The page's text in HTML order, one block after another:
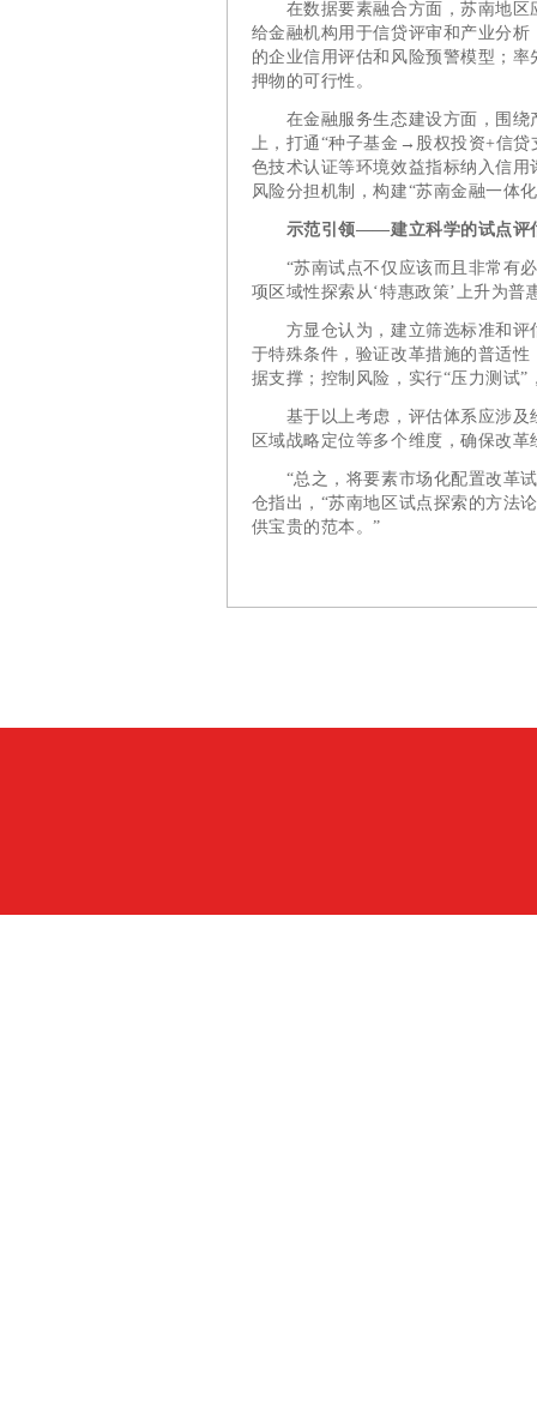
在数据要素融合方面，苏南地区
给金融机构用于信贷评审和产业分
的企业信用评估和风险预警模型；
押物的可行性。
在金融服务生态建设方面，围绕
上，打通“种子基金→股权投资+信
色技术认证等环境效益指标纳入信
风险分担机制，构建“苏南金融一体
示范引领——建立科学的试点评
“苏南试点不仅应该而且非常有必
项区域性探索从‘特惠政策’上升为
方显仓认为，建立筛选标准和评
于特殊条件，验证改革措施的普适
据支撑；控制风险，实行“压力测试
基于以上考虑，评估体系应涉及
区域战略定位等多个维度，确保改
“总之，将要素市场化配置改革试
仓指出，“苏南地区试点探索的方法
供宝贵的范本。”